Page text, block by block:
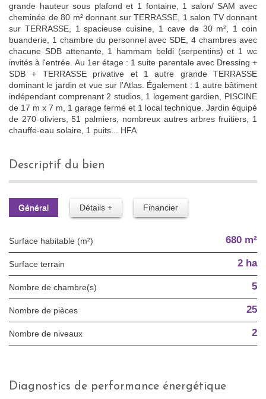
grande hauteur sous plafond et 1 fontaine, 1 salon/ SAM avec
cheminée de 80 m² donnant sur TERRASSE, 1 salon TV donnant
sur TERRASSE, 1 spacieuse cuisine, 1 cave de 30 m², 1 coin
buanderie, 1 chambre du personnel avec SDE, 4 chambres avec
chacune SDB attenante, 1 hammam beldi (serpentins) et 1 wc
invités à l'entrée. Au 1er étage : 1 suite parentale avec Dressing +
SDB + TERRASSE privative et 1 autre grande TERRASSE
dominant le jardin et vue sur l'Atlas. Également : 1 autre bâtiment
indépendant comprenant 2 studios, 1 logement gardien, PISCINE
de 17 m x 7 m, 1 garage fermé et 1 local technique. Jardin équipé
de 270 oliviers, 51 palmiers, nombreux autres arbres fruitiers, 1
chauffe-eau solaire, 1 puits... HFA
descriptif du bien
Général Détails + Financier
Surface habitable (m²) 680 m²
surface terrain 2 ha
Nombre de chambre(s) 5
Nombre de pièces 25
Nombre de niveaux 2
diagnostics de performance énergétique